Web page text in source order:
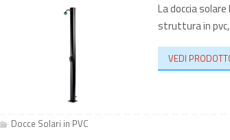
La doccia
struttura in
VEDI
Docce Solari in PVC